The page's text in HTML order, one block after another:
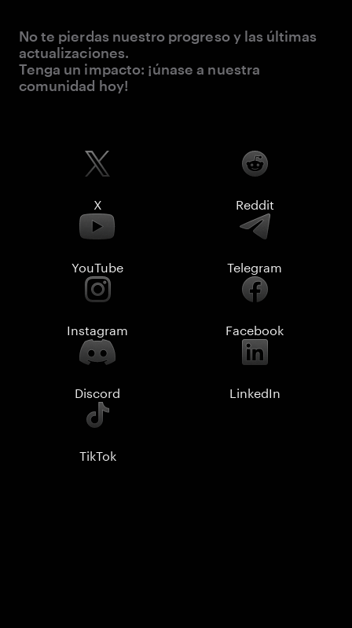
No te pierdas nuestro progreso y las últimas
actualizaciones.
Tenga un impacto: ¡únase a nuestra
comunidad hoy!
X Reddit
YouTube Telegram
Instagram Facebook
Discord LinkedIn
TikTok